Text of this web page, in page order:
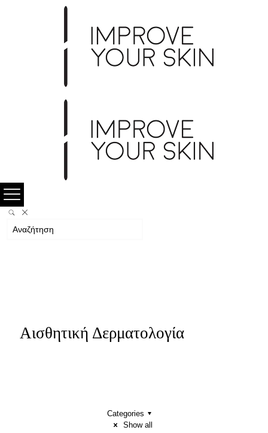
Αισθητική Δερματολογία
Categories
Show all